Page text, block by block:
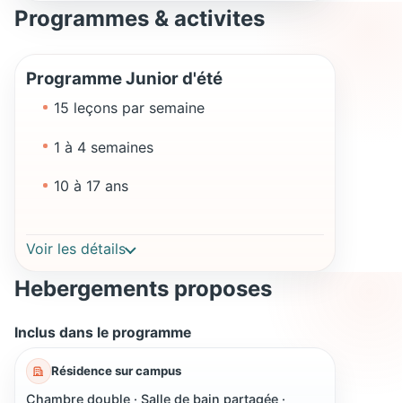
Programmes & activites
Programme Junior d'été
15 leçons par semaine
1 à 4 semaines
10 à 17 ans
Voir les détails
Hebergements proposes
Inclus dans le programme
Résidence sur campus
Chambre double · Salle de bain partagée ·